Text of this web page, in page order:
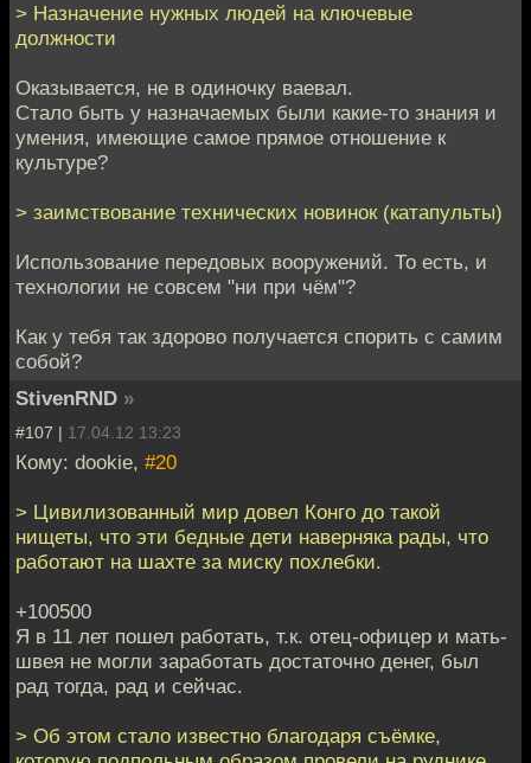
> Назначение нужных людей на ключевые
должности
Оказывается, не в одиночку ваевал.
Стало быть у назначаемых были какие-то знания и
умения, имеющие самое прямое отношение к
культуре?
> заимствование технических новинок (катапульты)
Использование передовых вооружений. То есть, и
технологии не совсем "ни при чём"?
Как у тебя так здорово получается спорить с самим
собой?
StivenRND »
#107 | 17.04.12 13:23
Кому: dookie, #20
> Цивилизованный мир довел Конго до такой
нищеты, что эти бедные дети наверняка рады, что
работают на шахте за миску похлебки.
+100500
Я в 11 лет пошел работать, т.к. отец-офицер и мать-
швея не могли заработать достаточно денег, был
рад тогда, рад и сейчас.
> Об этом стало известно благодаря съёмке,